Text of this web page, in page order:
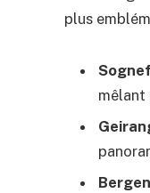
plus
mêlant
Bergen